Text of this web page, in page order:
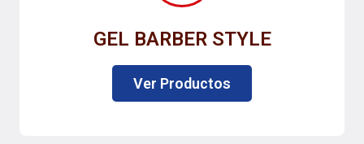
GEL BARBER STYLE
Ver Productos